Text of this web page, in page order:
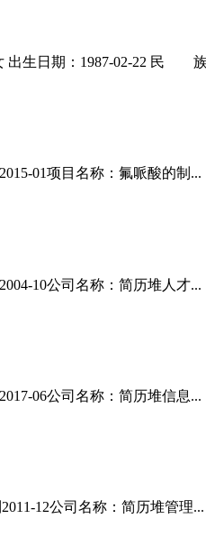
生日期：1987-02-22 民
01项目名称：氟哌酸的制...
10公司名称：简历堆人才...
06公司名称：简历堆信息...
12公司名称：简历堆管理...